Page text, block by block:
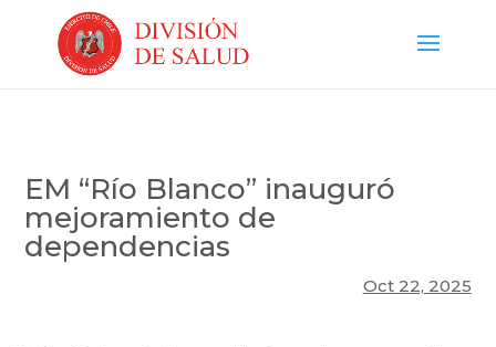
EM “Río Blanco” inauguró
mejoramiento de
dependencias
Oct 22, 2025